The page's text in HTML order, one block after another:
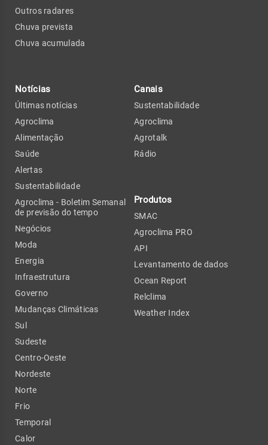
Outros radares
Chuva prevista
Chuva acumulada
Notícias
Últimas notícias
Agroclima
Alimentação
Saúde
Alertas
Sustentabilidade
Agroclima - Boletim Semanal
de previsão do tempo
Negócios
Moda
Energia
Infraestrutura
Governo
Mudanças Climáticas
Sul
Sudeste
Centro-Oeste
Nordeste
Norte
Frio
Temporal
Calor
Canais
Sustentabilidade
Agroclima
Agrotalk
Rádio
Produtos
SMAC
Agroclima PRO
API
Levantamento de dados
Ocean Report
Relclima
Weather Index